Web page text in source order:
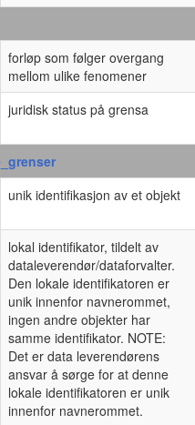
forløp som følger overgang
mellom ulike fenomener
juridisk status på grensa
unik identifikasjon av et objekt
lokal identifikator, tildelt av
dataleverendør/dataforvalter.
Den lokale identifikatoren er
unik innenfor navnerommet,
ingen andre objekter har
samme identifikator. NOTE:
Det er data leverendørens
ansvar å sørge for at denne
lokale identifikatoren er unik
innenfor navnerommet.